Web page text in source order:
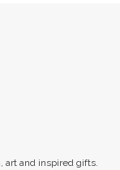
art and inspired gifts.